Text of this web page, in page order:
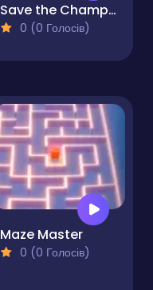
Save the Champions
0 (0 Голосів)
Maze Master
0 (0 Голосів)